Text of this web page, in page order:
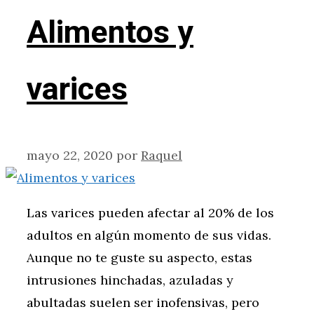
Alimentos y
varices
mayo 22, 2020 por Raquel
Las varices pueden afectar al 20% de los
adultos en algún momento de sus vidas.
Aunque no te guste su aspecto, estas
intrusiones hinchadas, azuladas y
abultadas suelen ser inofensivas, pero